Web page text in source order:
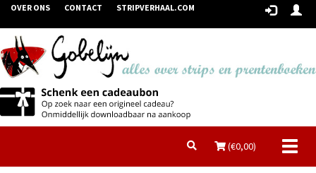
OVER ONS CONTACT STRIPVERHAAL.COM
(€0,00)